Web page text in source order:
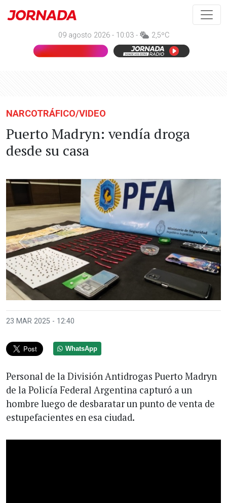
09 agosto 2026 - 10:03 - 2,5ºC
NARCOTRÁFICO/VIDEO
Puerto Madryn: vendía droga
desde su casa
Anterior
23 MAR 2025 - 12:40
WhatsApp
Personal de la División Antidrogas Puerto Madryn
de la Policía Federal Argentina capturó a un
hombre luego de desbaratar un punto de venta de
estupefacientes en esa ciudad.